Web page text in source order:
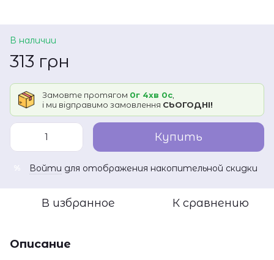
В наличии
313 грн
Замовте протягом 0г 4хв 0с
і ми відправимо замовлення СЬОГОДНІ!
Купить
Войти для отображения накопительной скидки
В избранное К сравнению
Описание